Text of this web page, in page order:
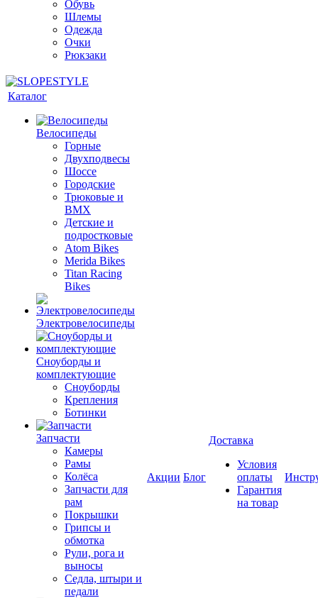
Обувь
Шлемы
Одежда
Очки
Рюкзаки
Каталог
Велосипеды
Горные
Двухподвесы
Шоссе
Городские
Трюковые и
BMX
Детские и
подростковые
Atom Bikes
Merida Bikes
Titan Racing
Bikes
Электровелосипеды
Cноуборды и
комплектующие
Сноуборды
Крепления
Ботинки
Запчасти
Камеры
Рамы
Колёса
Запчасти для
рам
Покрышки
Грипсы и
обмотка
Рули, рога и
выносы
Седла, штыри и
педали
Акции Блог
Доставка
Условия
оплаты
Гарантия
на товар